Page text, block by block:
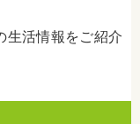
生活情報をご紹介